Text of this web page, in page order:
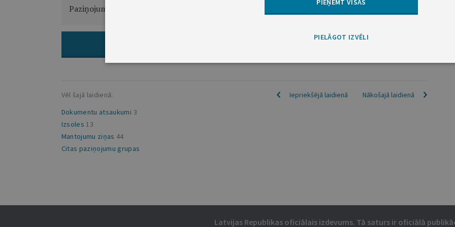
Paziņojums par ievešanu valdījumā...
Vēl šajā laidienā: Iepriekšējā laidienā
Nākošajā laidienā
Dokumentu atsaukumi 3
Izsoles 13
Mantojumu ziņas 44
Citas paziņojumu grupas
Latvijas Republikas oficiālais izdevums. Tā saturs ir oficiālā
PIEŅEMT VISAS
PIELĀGOT IZVĒLI